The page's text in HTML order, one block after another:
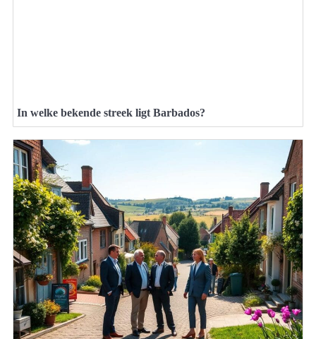
In welke bekende streek ligt Barbados?